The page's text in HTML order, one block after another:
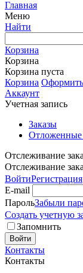
Главная
Меню
Найти
Корзина
Корзина
Корзина пуста
Корзина Оформить
Аккаунт
Учетная запись
Заказы
Отложенные
Отслеживание
Отслеживание
ВойтиРегистрация
E-mail
ПарольЗабыли
Создать учетную
Запомнить
Войти
Контакты
Контакты